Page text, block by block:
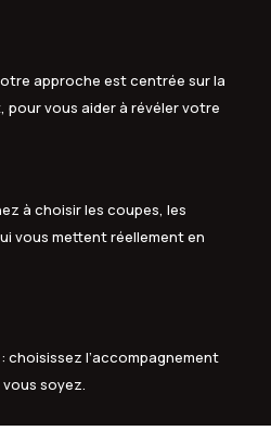
approche est centrée sur la
pour vous aider à révéler votre
à choisir les coupes, les
vous mettent réellement en
choisissez l’accompagnement
soyez.